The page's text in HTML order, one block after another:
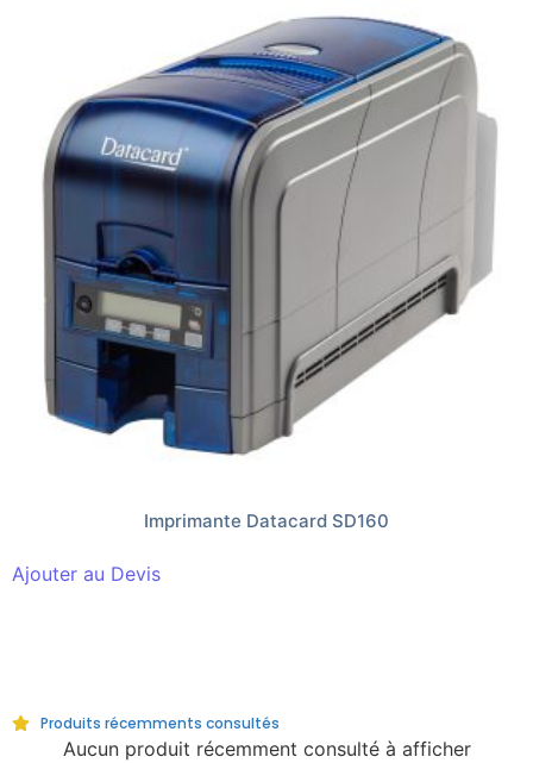
Imprimante Datacard SD160
Ajouter au Devis
Produits récemments consultés
Aucun produit récemment consulté à afficher